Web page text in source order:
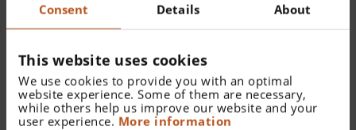
Consent Details About
This website uses cookies
We use cookies to provide you with an optimal
website experience. Some of them are necessary,
while others help us improve our website and your
user experience. More information
oftalmoscopio y otoscopio
Diagnóstico seguro, excelente durabilidad